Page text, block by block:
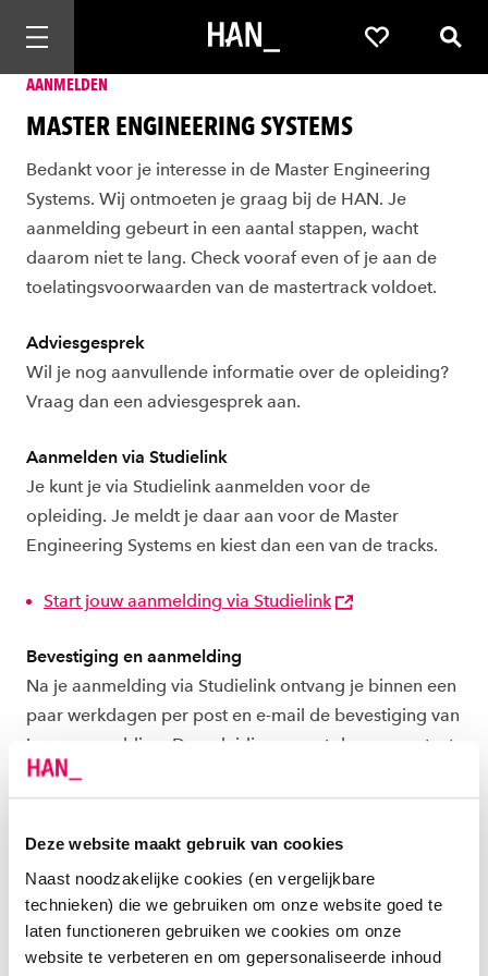
Deze website maakt gebruik van cookies
Naast noodzakelijke cookies (en vergelijkbare
technieken) die we gebruiken om onze website goed te
laten functioneren gebruiken we cookies om onze
website te verbeteren en om gepersonaliseerde inhoud
Mobiele navigatie openen Favorieten
AANMELDEN
MASTER ENGINEERING SYSTEMS
Bedankt voor je interesse in de Master Engineering
Systems. Wij ontmoeten je graag bij de HAN. Je
aanmelding gebeurt in een aantal stappen, wacht
daarom niet te lang. Check vooraf even of je aan de
toelatingsvoorwaarden van de mastertrack voldoet.
Adviesgesprek
Wil je nog aanvullende informatie over de opleiding?
Vraag dan een adviesgesprek aan.
Aanmelden via Studielink
Je kunt je via Studielink aanmelden voor de
opleiding. Je meldt je daar aan voor de Master
Engineering Systems en kiest dan een van de tracks.
Start jouw aanmelding via Studielink
Bevestiging en aanmelding
Na je aanmelding via Studielink ontvang je binnen een
paar werkdagen per post en e-mail de bevestiging van
jouw aanmelding. De opleiding neemt daarna contact
met je op over het verdere verloop van de
toelatingsprocedure.
Definitieve inschrijving
Heb je de gehele toelatingsprocedure met goed
gevolg doorlopen dan ben je definitief ingeschreven
voor de opleiding.